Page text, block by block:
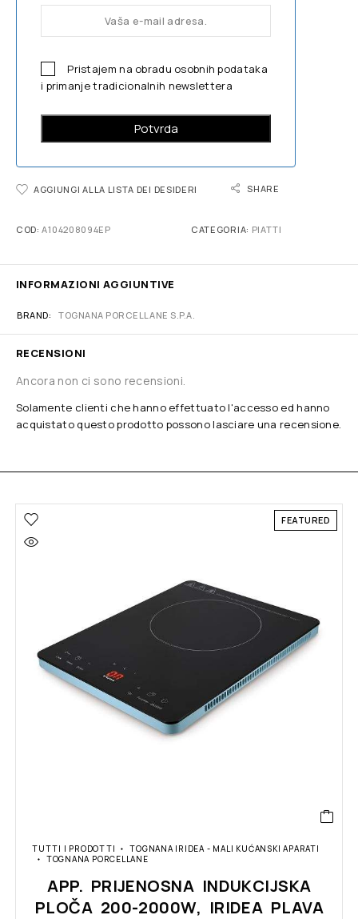
Pristajem na obradu osobnih podataka
i primanje tradicionalnih newslettera
AGGIUNGI ALLA LISTA DEI DESIDERI SHARE
COD:A104208094EP CATEGORIA: PIATTI
INFORMAZIONI AGGIUNTIVE
BRAND TOGNANA PORCELLANE S.P.A.
RECENSIONI
Ancora non ci sono recensioni.
Solamente clienti che hanno effettuato l'accesso ed hanno
acquistato questo prodotto possono lasciare una recensione.
FEATURED
TUTTI I PRODOTTI
TOGNANA IRIDEA - MALI KUĆANSKI APARATI
TOGNANA PORCELLANE
APP. PRIJENOSNA INDUKCIJSKA
PLOČA 200-2000W, IRIDEA PLAVA